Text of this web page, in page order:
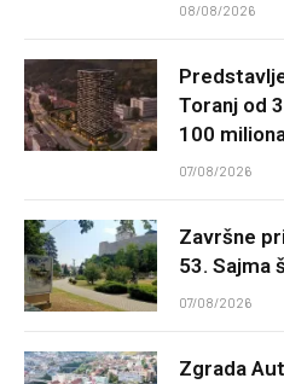
08/08/2026
Toranj od
100
07/08/2026
Završne
53. Sajma
07/08/2026
Zgrada